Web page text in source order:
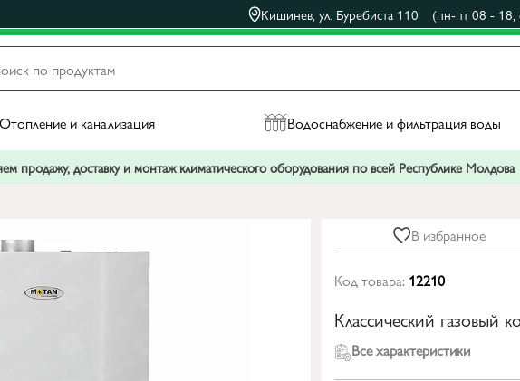
Кишинев, ул. Буребиста 110 (пн-пт 08 - 18,
и канализация Водоснабжение и фильтрация воды
продажу, доставку и монтаж климатического оборудования по всей Республике Молдова
В избранное
Код товара: 12210
Классический газовый
Все характеристики